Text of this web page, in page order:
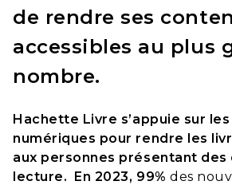
de rendre ses
accessibles au plus
nombre.
Hachette Livre s’appuie sur
numériques pour rendre les
aux personnes présentant
lecture. En 2023, 99% des